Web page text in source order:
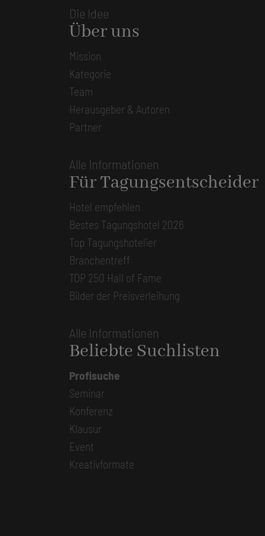
Die Idee
Über uns
Mission
Kategorie
Team
Herausgeber & Autoren
Partner
Alle Informationen
Für Tagungsentscheider
Hotel empfehlen
Bestes Tagungshotel 2026
Top Tagungshotelier
Branchentreff
TOP 250 Hall of Fame
Bilder der Preisverleihung
Alle Informationen
Beliebte Suchlisten
Profisuche
Seminar
Konferenz
Klausur
Event
Kreativformate